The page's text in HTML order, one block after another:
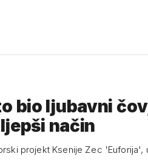
bio ljubavni
način
projekt Ksenije Zec 'Euforija',